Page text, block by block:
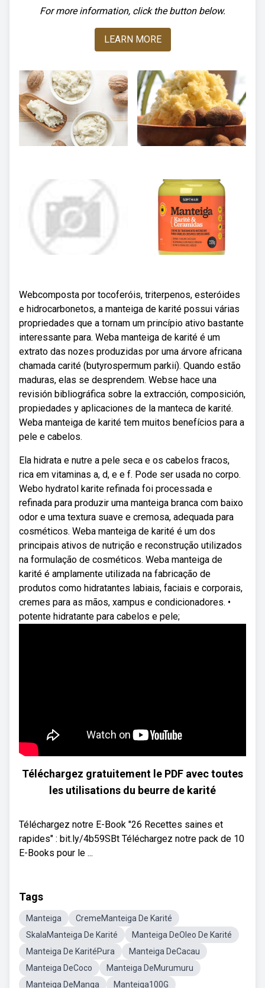
For more information, click the button below.
LEARN MORE
Webcomposta por tocoferóis, triterpenos, esteróides
e hidrocarbonetos, a manteiga de karité possui várias
propriedades que a tornam um princípio ativo bastante
interessante para. Weba manteiga de karité é um
extrato das nozes produzidas por uma árvore africana
chamada carité (butyrospermum parkii). Quando estão
maduras, elas se desprendem. Webse hace una
revisión bibliográfica sobre la extracción, composición,
propiedades y aplicaciones de la manteca de karité.
Weba manteiga de karité tem muitos benefícios para a
pele e cabelos.
Ela hidrata e nutre a pele seca e os cabelos fracos,
rica em vitaminas a, d, e e f. Pode ser usada no corpo.
Webo hydratol karite refinada foi processada e
refinada para produzir uma manteiga branca com baixo
odor e uma textura suave e cremosa, adequada para
cosméticos. Weba manteiga de karité é um dos
principais ativos de nutrição e reconstrução utilizados
na formulação de cosméticos. Weba manteiga de
karité é amplamente utilizada na fabricação de
produtos como hidratantes labiais, faciais e corporais,
cremes para as mãos, xampus e condicionadores. •
potente hidratante para cabelos e pele;
Téléchargez gratuitement le PDF avec toutes
les utilisations du beurre de karité
Téléchargez notre E-Book "26 Recettes saines et
rapides" : bit.ly/4b59SBt Téléchargez notre pack de 10
E-Books pour le ...
Tags
Manteiga
CremeManteiga De Karité
SkalaManteiga De Karité
Manteiga DeOleo De Karité
Manteiga De KaritéPura
Manteiga DeCacau
Manteiga DeCoco
Manteiga DeMurumuru
Manteiga DeManga
Manteiga100G